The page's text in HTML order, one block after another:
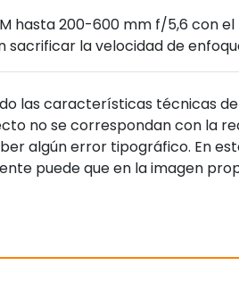
hasta 200-600 mm f/5,6 con
sacrificar la velocidad de
las características técnicas
no se correspondan con la
algún error tipográfico. En
puede que en la imagen